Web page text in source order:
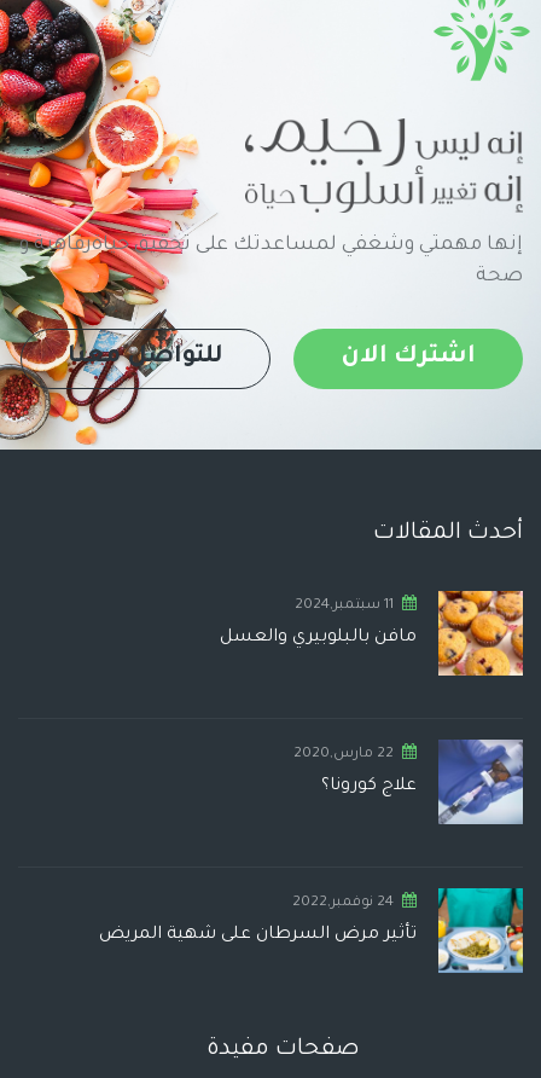
إنها مهمتي وشغفي لمساعدتك على تحقيق حياةرفاهية و
صحة
اشترك الان للتواصل معنا
أحدث المقالات
11 سبتمبر,2024
مافن بالبلوبيري والعسل
22 مارس,2020
علاج كورونا؟
24 نوفمبر,2022
تأثير مرض السرطان على شهية المريض
صفحات مفيدة